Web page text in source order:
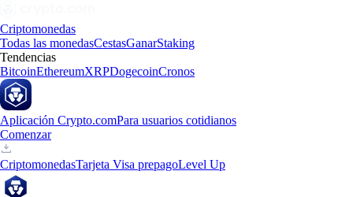
Criptomonedas
Todas las monedasCestasGanarStaking
Tendencias
BitcoinEthereumXRPDogecoinCronos
Aplicación Crypto.comPara usuarios cotidianos
Comenzar
CriptomonedasTarjeta Visa prepagoLevel Up